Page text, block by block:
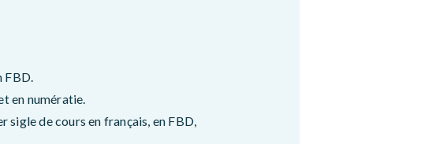
FBD.
en numératie.
sigle de cours en français, en FBD,